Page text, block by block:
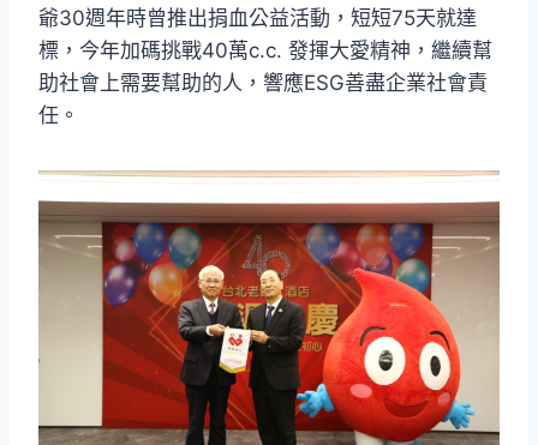
爺30週年時曾推出捐血公益活動，短短75天就達
標，今年加碼挑戰40萬c.c. 發揮大愛精神，繼續幫
助社會上需要幫助的人，響應ESG善盡企業社會責
任。